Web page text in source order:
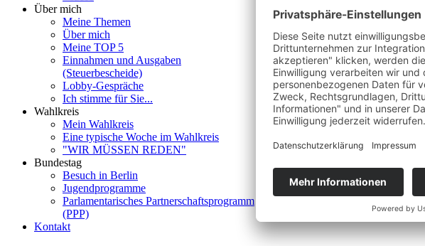
Über mich
Meine Themen
Über mich
Meine TOP 5
Einnahmen und Ausgaben
(Steuerbescheide)
Lobby-Gespräche
Ich stimme für Sie...
Wahlkreis
Mein Wahlkreis
Eine typische Woche im Wahlkreis
"WIR MÜSSEN REDEN"
Bundestag
Besuch in Berlin
Jugendprogramme
Parlamentarisches Partnerschaftsprogramm
(PPP)
Kontakt